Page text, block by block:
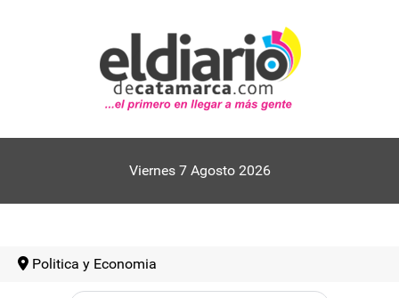
Viernes 7 Agosto 2026
Politica y Economia